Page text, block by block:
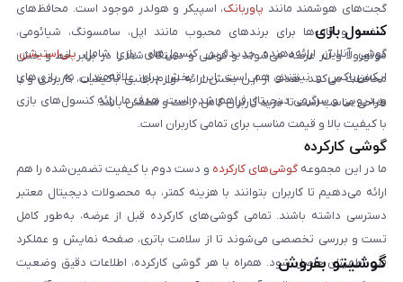
گجت‌های هوشمند مانند پاوربانک، اسپیکر و هولدر موجود است. محافظ‌های
صفحه و قاب‌ها برای برندهای محبوب مانند اپل، سامسونگ، شیائومی،
موتورولا و آنر عرضه می‌شوند و گوشی و دستگاه شما را در برابر خط و خش
محافظت می‌کنند. هدف از این بخش ارائه لوازم جانبی باکیفیت، کاربردی و با
طراحی مناسب است تا خرید کاربران کامل، راحت و مطمئن باشد.
کنسول بازی
گوشی آنلاین ارائه‌دهنده جدیدترین کنسول‌های بازی شامل پلی‌استیشن،
ایکس‌باکس و نینتندو هم است. این بخش برای علاقه‌مندان به بازی‌های
ویدیویی و سرگرمی دیجیتال فراهم شده است. هدف ما ارائه کنسول‌های بازی
با کیفیت بالا و قیمت مناسب برای تمامی کاربران است.
گوشی کارکرده
ما در این مجموعه گوشی‌های کارکرده و دست دوم با کیفیت تضمین‌شده را هم
ارائه می‌دهیم تا کاربران بتوانند با هزینه کمتر، به محصولات دیجیتال معتبر
دسترسی داشته باشند. تمامی گوشی‌های کارکرده قبل از عرضه، به‌طور کامل
تست و بررسی تخصصی می‌شوند تا از سلامت باتری، صفحه نمایش و عملکرد
فنی اطمینان حاصل شود. همراه با هر گوشی کارکرده، اطلاعات دقیق وضعیت
گوشیتو بفروش